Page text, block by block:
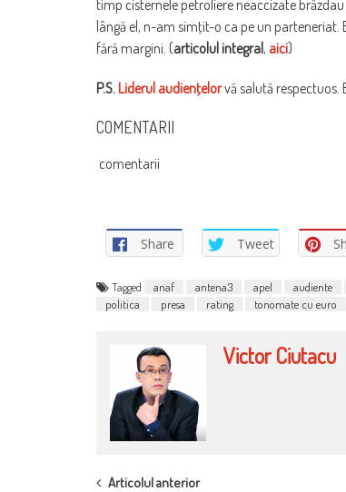
timp cisternele petroliere neaccizate
lângă el, n-am simţit-o ca pe un
fără margini. (articolul integral, aici)
P.S. Liderul audienţelorvă salută respectuos.
COMENTARII
comentarii
Share Tweet
Tagged anaf antena3 apel audiente
politica
presa rating tonomate cu euro
Victor Ciutacu
POST
Articolul anterior